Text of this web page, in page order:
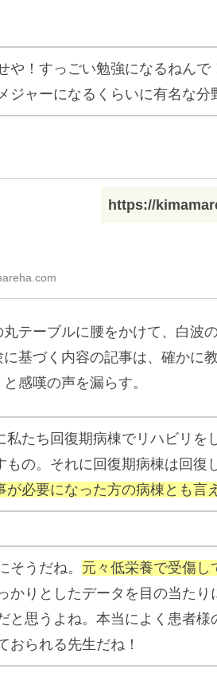
や！すっごい勉強になるねんで
ジャーになるくらいに有名な分
https://
テーブルに腰をかけて、白波
基づく内容の記事は、確かに
感嘆の声を漏らす。
私たち回復期病棟でリハビリを
もの。それに回復期病棟は回復
が必要になった方の病棟とも言
そうだね。 元々低栄養で受傷し
かりとしたデータを目の当た
と思うよね。本当によく患者
おられる先生だね！